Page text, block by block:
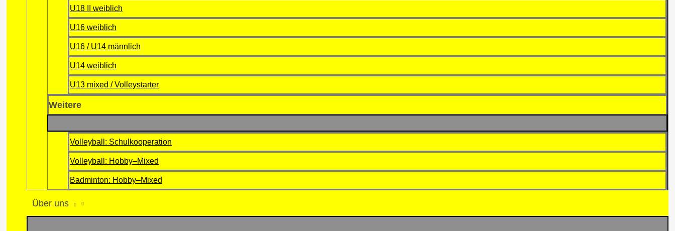
U18 II weiblich
U16 weiblich
U16 / U14 männlich
U14 weiblich
U13 mixed / Volleystarter
Weitere
Volleyball: Schulkooperation
Volleyball: Hobby–Mixed
Badminton: Hobby–Mixed
Über uns